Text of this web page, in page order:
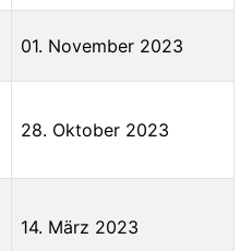
01. November 2023
28. Oktober 2023
14. März 2023